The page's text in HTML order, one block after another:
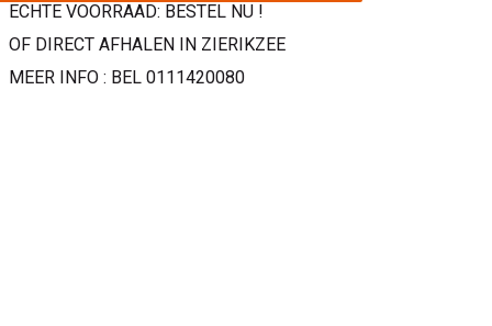
ECHTE VOORRAAD: BESTEL NU !
OF DIRECT AFHALEN IN ZIERIKZEE
MEER INFO : BEL 0111420080